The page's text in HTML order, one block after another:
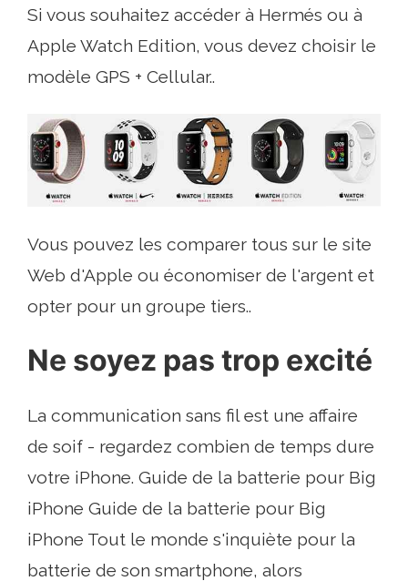
Si vous souhaitez accéder à Hermés ou à
Apple Watch Edition, vous devez choisir le
modèle GPS + Cellular..
Vous pouvez les comparer tous sur le site
Web d'Apple ou économiser de l'argent et
opter pour un groupe tiers..
Ne soyez pas trop excité
La communication sans fil est une affaire
de soif - regardez combien de temps dure
votre iPhone. Guide de la batterie pour Big
iPhone Guide de la batterie pour Big
iPhone Tout le monde s'inquiète pour la
batterie de son smartphone, alors